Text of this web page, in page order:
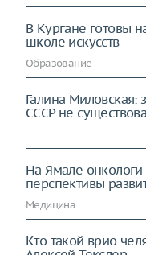
В Кургане готовы
школе искусств
Образование
Галина Миловская:
СССР не
На Ямале онкологи
перспективы
Медицина
Кто такой врио